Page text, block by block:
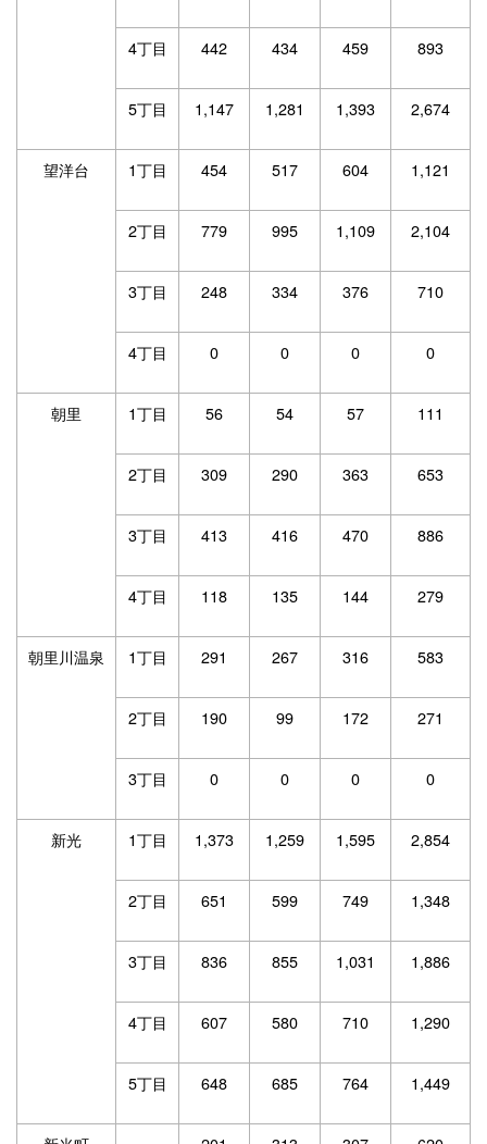
4丁目 442 434 459 893
5丁目 1,147 1,281 1,393 2,674
望洋台 1丁目 454 517 604 1,121
2丁目 779 995 1,109 2,104
3丁目 248 334 376 710
4丁目 0 0 0 0
朝里 1丁目 56 54 57 111
2丁目 309 290 363 653
3丁目 413 416 470 886
4丁目 118 135 144 279
朝里川温泉 1丁目 291 267 316 583
2丁目 190 99 172 271
3丁目 0 0 0 0
新光 1丁目 1,373 1,259 1,595 2,854
2丁目 651 599 749 1,348
3丁目 836 855 1,031 1,886
4丁目 607 580 710 1,290
5丁目 648 685 764 1,449